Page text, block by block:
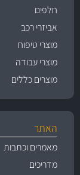
חלפים
אביזרי רכב
מוצרי טיפוח
מוצרי עבודה
מוצרים כללים
האתר
מאמרים וכתבות
מדריכים